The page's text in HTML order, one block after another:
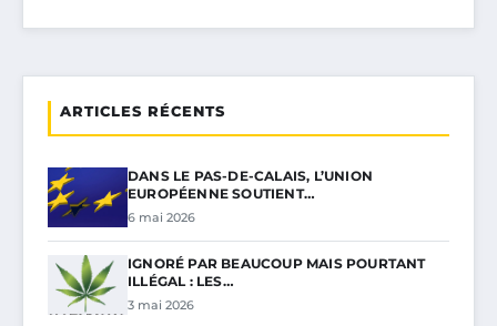
ARTICLES RÉCENTS
DANS LE PAS-DE-CALAIS, L’UNION
EUROPÉENNE SOUTIENT…
6 mai 2026
IGNORÉ PAR BEAUCOUP MAIS POURTANT
ILLÉGAL : LES…
3 mai 2026